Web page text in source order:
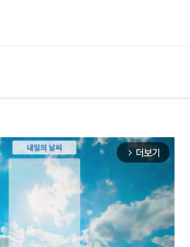
arrow_forward_ios 더보기